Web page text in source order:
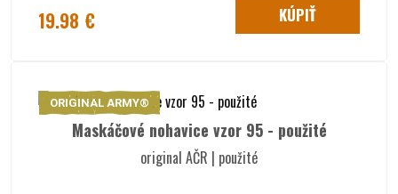
19.98 € KÚPIŤ
ORIGINAL ARMY®
Maskáčové nohavice vzor 95 - použité
original AČR | použité